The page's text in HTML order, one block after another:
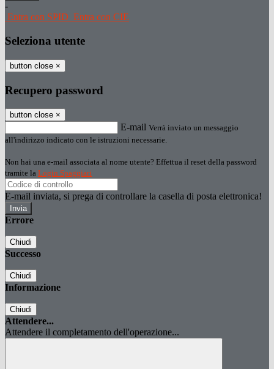
-
Entra con SPID Entra con CIE
Seleziona utente
button close ×
Recupero password
button close ×
E-mail Verrà inviato un messaggio
all'indirizzo indicato con le istruzioni necessarie.
Non hai una e-mail associata al nome utente? Effettua il reset della password
tramite la Login Spaggiari
E-mail inviata, si prega di controllare la casella di posta elettronica!
Errore
Chiudi
Successo
Chiudi
Informazione
Chiudi
Attendere...
Attendere il completamento dell'operazione...